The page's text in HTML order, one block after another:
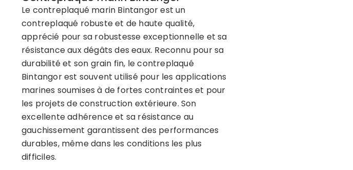
Le contreplaqué marin Bintangor est un
contreplaqué robuste et de haute qualité,
apprécié pour sa robustesse exceptionnelle et sa
résistance aux dégâts des eaux. Reconnu pour sa
durabilité et son grain fin, le contreplaqué
Bintangor est souvent utilisé pour les applications
marines soumises à de fortes contraintes et pour
les projets de construction extérieure. Son
excellente adhérence et sa résistance au
gauchissement garantissent des performances
durables, même dans les conditions les plus
difficiles.